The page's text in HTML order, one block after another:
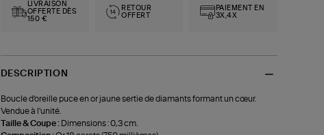
LIVRAISON
OFFERTE DÈS
150 €
RETOUR
OFFERT
PAIEMENT EN
3X,4X
DESCRIPTION
Boucle d'oreille puce en or jaune sertie de diamants formant un cœur.
Vendue à l'unité.
Taille & Coupe : Dimensions : 0,3 cm.